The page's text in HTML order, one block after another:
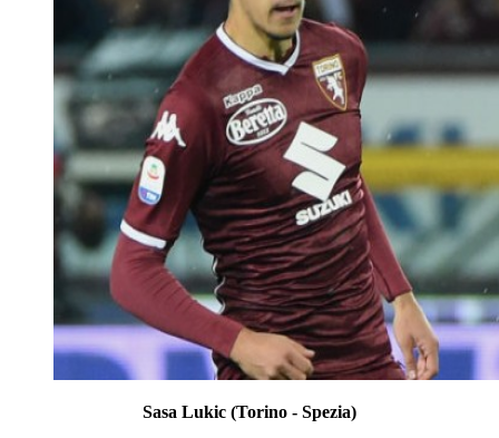
Sasa Lukic (Torino - Spezia)